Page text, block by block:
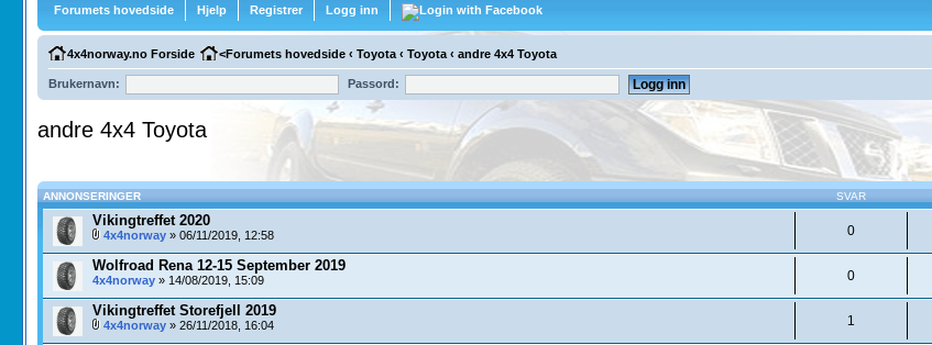
Forumets hovedside
Hjelp Registrer Logg inn
4x4norway.no Forside <Forumets hovedside ‹ Toyota ‹ Toyota ‹ andre 4x4 Toyota
Brukernavn: Passord:
andre 4x4 Toyota
ANNONSERINGER SVAR
Vikingtreffet 2020
4x4norway» 06/11/2019, 12:58 0
Wolfroad Rena 12-15 September 2019
4x4norway» 14/08/2019, 15:09 0
Vikingtreffet Storefjell 2019
4x4norway» 26/11/2018, 16:04 1